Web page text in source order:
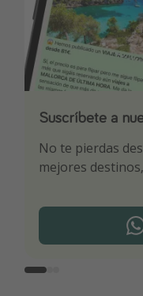
Suscríbete a
No te pierdas
mejores
Descarga
Sé el primero en
¡Suscríbete a
¡Recibe las
ti por nuestros